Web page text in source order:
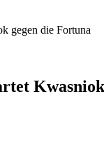
gegen die Fortuna